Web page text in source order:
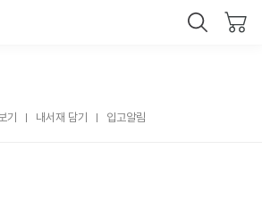
기 내서재 담기 입고알림